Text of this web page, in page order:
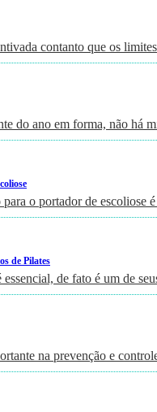
contanto que os
do ano em forma, não há
o portador de
de Pilates
de fato é um de
na prevenção e